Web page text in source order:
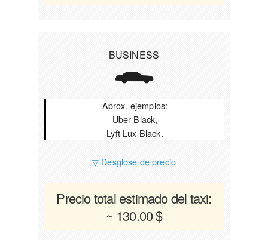
BUSINESS
Aprox. ejemplos:
Uber Black,
Lyft Lux Black.
▽ Desglose de precio
Precio total estimado del taxi:
~ 130.00 $